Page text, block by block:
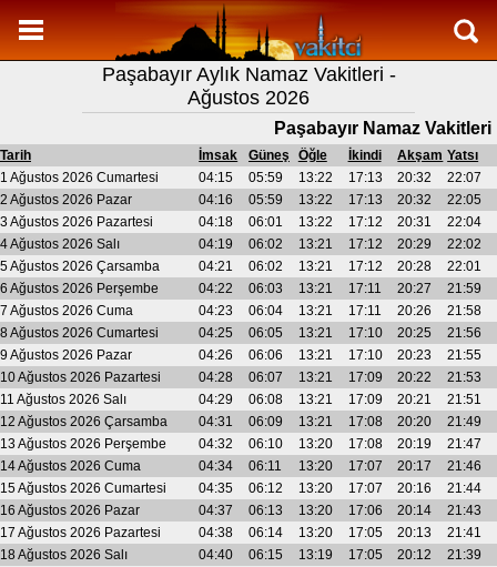
Namaz Vakitleri
Paşabayır Aylık Namaz Vakitleri
Paşabayır Ramazan imsakiyesi
Namaz Nasıl Kılınır?
Bilgi
İletişim
Paşabayır Aylık Namaz Vakitleri -
Ağustos 2026
Paşabayır Namaz Vakitleri
Tarih İmsak Güneş Öğle İkindi Akşam Yatsı
1 Ağustos 2026 Cumartesi
04:15 05:59 13:22 17:13 20:32
22:07
2 Ağustos 2026 Pazar
04:16 05:59 13:22 17:13 20:32
22:05
3 Ağustos 2026 Pazartesi
04:18 06:01 13:22 17:12 20:31
22:04
4 Ağustos 2026 Salı
04:19 06:02 13:21 17:12 20:29
22:02
5 Ağustos 2026 Çarsamba
04:21 06:02 13:21 17:12 20:28
22:01
6 Ağustos 2026 Perşembe
04:22 06:03 13:21 17:11 20:27
21:59
7 Ağustos 2026 Cuma
04:23 06:04 13:21 17:11 20:26
21:58
8 Ağustos 2026 Cumartesi
04:25 06:05 13:21 17:10 20:25
21:56
9 Ağustos 2026 Pazar
04:26 06:06 13:21 17:10 20:23
21:55
10 Ağustos 2026 Pazartesi
04:28 06:07 13:21 17:09 20:22
21:53
11 Ağustos 2026 Salı
04:29 06:08 13:21 17:09 20:21
21:51
12 Ağustos 2026 Çarsamba
04:31 06:09 13:21 17:08 20:20
21:49
13 Ağustos 2026 Perşembe
04:32 06:10 13:20 17:08 20:19
21:47
14 Ağustos 2026 Cuma
04:34 06:11 13:20 17:07 20:17
21:46
15 Ağustos 2026 Cumartesi
04:35 06:12 13:20 17:07 20:16
21:44
16 Ağustos 2026 Pazar
04:37 06:13 13:20 17:06 20:14
21:43
17 Ağustos 2026 Pazartesi
04:38 06:14 13:20 17:05 20:13
21:41
18 Ağustos 2026 Salı
04:40 06:15 13:19 17:05 20:12
21:39